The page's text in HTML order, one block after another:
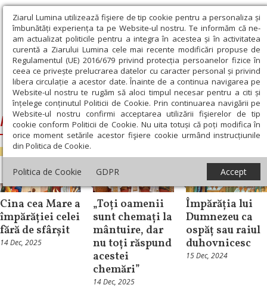
Ziarul Lumina utilizează fişiere de tip cookie pentru a personaliza și
îmbunătăți experiența ta pe Website-ul nostru. Te informăm că ne-
am actualizat politicile pentru a integra în acestea și în activitatea
curentă a Ziarului Lumina cele mai recente modificări propuse de
Regulamentul (UE) 2016/679 privind protecția persoanelor fizice în
ceea ce privește prelucrarea datelor cu caracter personal și privind
libera circulație a acestor date. Înainte de a continua navigarea pe
Website-ul nostru te rugăm să aloci timpul necesar pentru a citi și
înțelege conținutul Politicii de Cookie. Prin continuarea navigării pe
Website-ul nostru confirmi acceptarea utilizării fişierelor de tip
cookie conform Politicii de Cookie. Nu uita totuși că poți modifica în
orice moment setările acestor fişiere cookie urmând instrucțiunile
din Politica de Cookie.
Politica de Cookie GDPR Accept
Ziarul Lumina › Pilda celor poftiți la cină
Pilda celor poftiți la cină
Duminică
Cina cea Mare a
împărăției celei
fără de sfârșit
14 Dec, 2025
Știri
„Toți oamenii
sunt chemați la
mântuire, dar
nu toți răspund
acestei
chemări”
14 Dec, 2025
Evanghelia de
Duminică
Împărăția lui
Dumnezeu ca
ospăț sau raiul
duhovnicesc
15 Dec, 2024